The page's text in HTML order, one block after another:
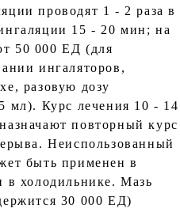
проводят 1 - 2 раза в
15 - 20 мин; на
50 000 ЕД (для
ингаляторов,
разовую дозу
мл). Курс лечения 10 - 14
повторный курс
Неиспользованный
быть применен в
в холодильнике. Мазь
30 000 ЕД)